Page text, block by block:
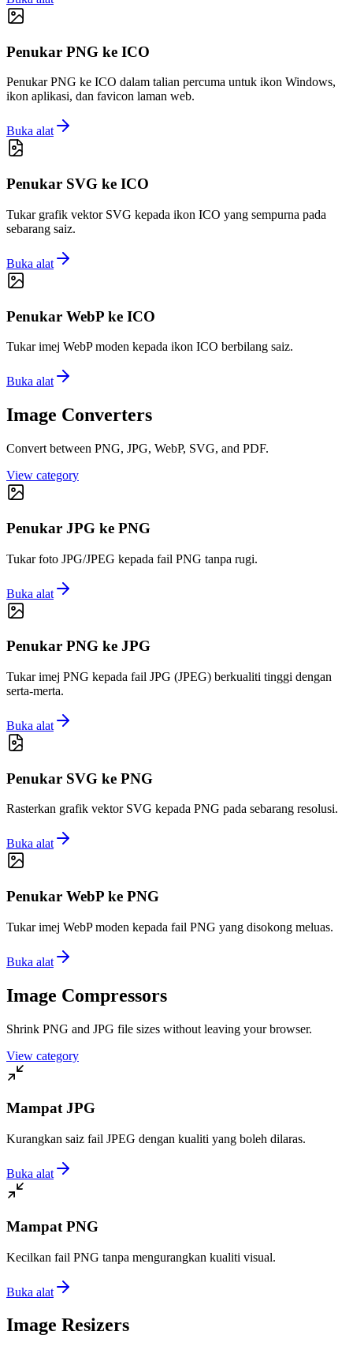
Penukar PNG ke ICO
Penukar PNG ke ICO dalam talian percuma untuk ikon Windows,
ikon aplikasi, dan favicon laman web.
Buka alat
Penukar SVG ke ICO
Tukar grafik vektor SVG kepada ikon ICO yang sempurna pada
sebarang saiz.
Buka alat
Penukar WebP ke ICO
Tukar imej WebP moden kepada ikon ICO berbilang saiz.
Buka alat
Image Converters
Convert between PNG, JPG, WebP, SVG, and PDF.
View category
Penukar JPG ke PNG
Tukar foto JPG/JPEG kepada fail PNG tanpa rugi.
Buka alat
Penukar PNG ke JPG
Tukar imej PNG kepada fail JPG (JPEG) berkualiti tinggi dengan
serta-merta.
Buka alat
Penukar SVG ke PNG
Rasterkan grafik vektor SVG kepada PNG pada sebarang resolusi.
Buka alat
Penukar WebP ke PNG
Tukar imej WebP moden kepada fail PNG yang disokong meluas.
Buka alat
Image Compressors
Shrink PNG and JPG file sizes without leaving your browser.
View category
Mampat JPG
Kurangkan saiz fail JPEG dengan kualiti yang boleh dilaras.
Buka alat
Mampat PNG
Kecilkan fail PNG tanpa mengurangkan kualiti visual.
Buka alat
Image Resizers